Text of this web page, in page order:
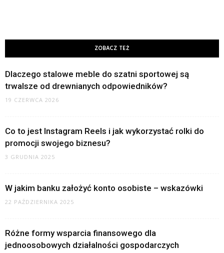
ZOBACZ TEŻ
Dlaczego stalowe meble do szatni sportowej są
trwalsze od drewnianych odpowiedników?
19 CZERWCA 2026
Co to jest Instagram Reels i jak wykorzystać rolki do
promocji swojego biznesu?
3 GRUDNIA 2025
W jakim banku założyć konto osobiste – wskazówki
22 PAŹDZIERNIKA 2025
Różne formy wsparcia finansowego dla
jednoosobowych działalności gospodarczych